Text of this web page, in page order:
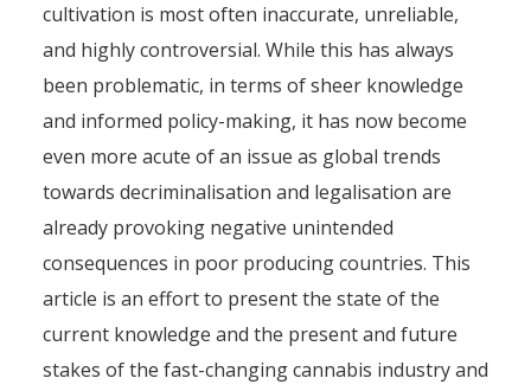
cultivation is most often inaccurate, unreliable,
and highly controversial. While this has always
been problematic, in terms of sheer knowledge
and informed policy-making, it has now become
even more acute of an issue as global trends
towards decriminalisation and legalisation are
already provoking negative unintended
consequences in poor producing countries. This
article is an effort to present the state of the
current knowledge and the present and future
stakes of the fast-changing cannabis industry and